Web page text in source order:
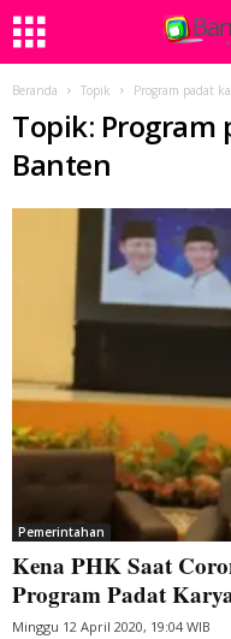
Beranda Topik Program padat
Topik: Program
Banten
Pemerintahan
Kena PHK Saat
Program Padat
Minggu 12 April 2020, 19:04 WIB